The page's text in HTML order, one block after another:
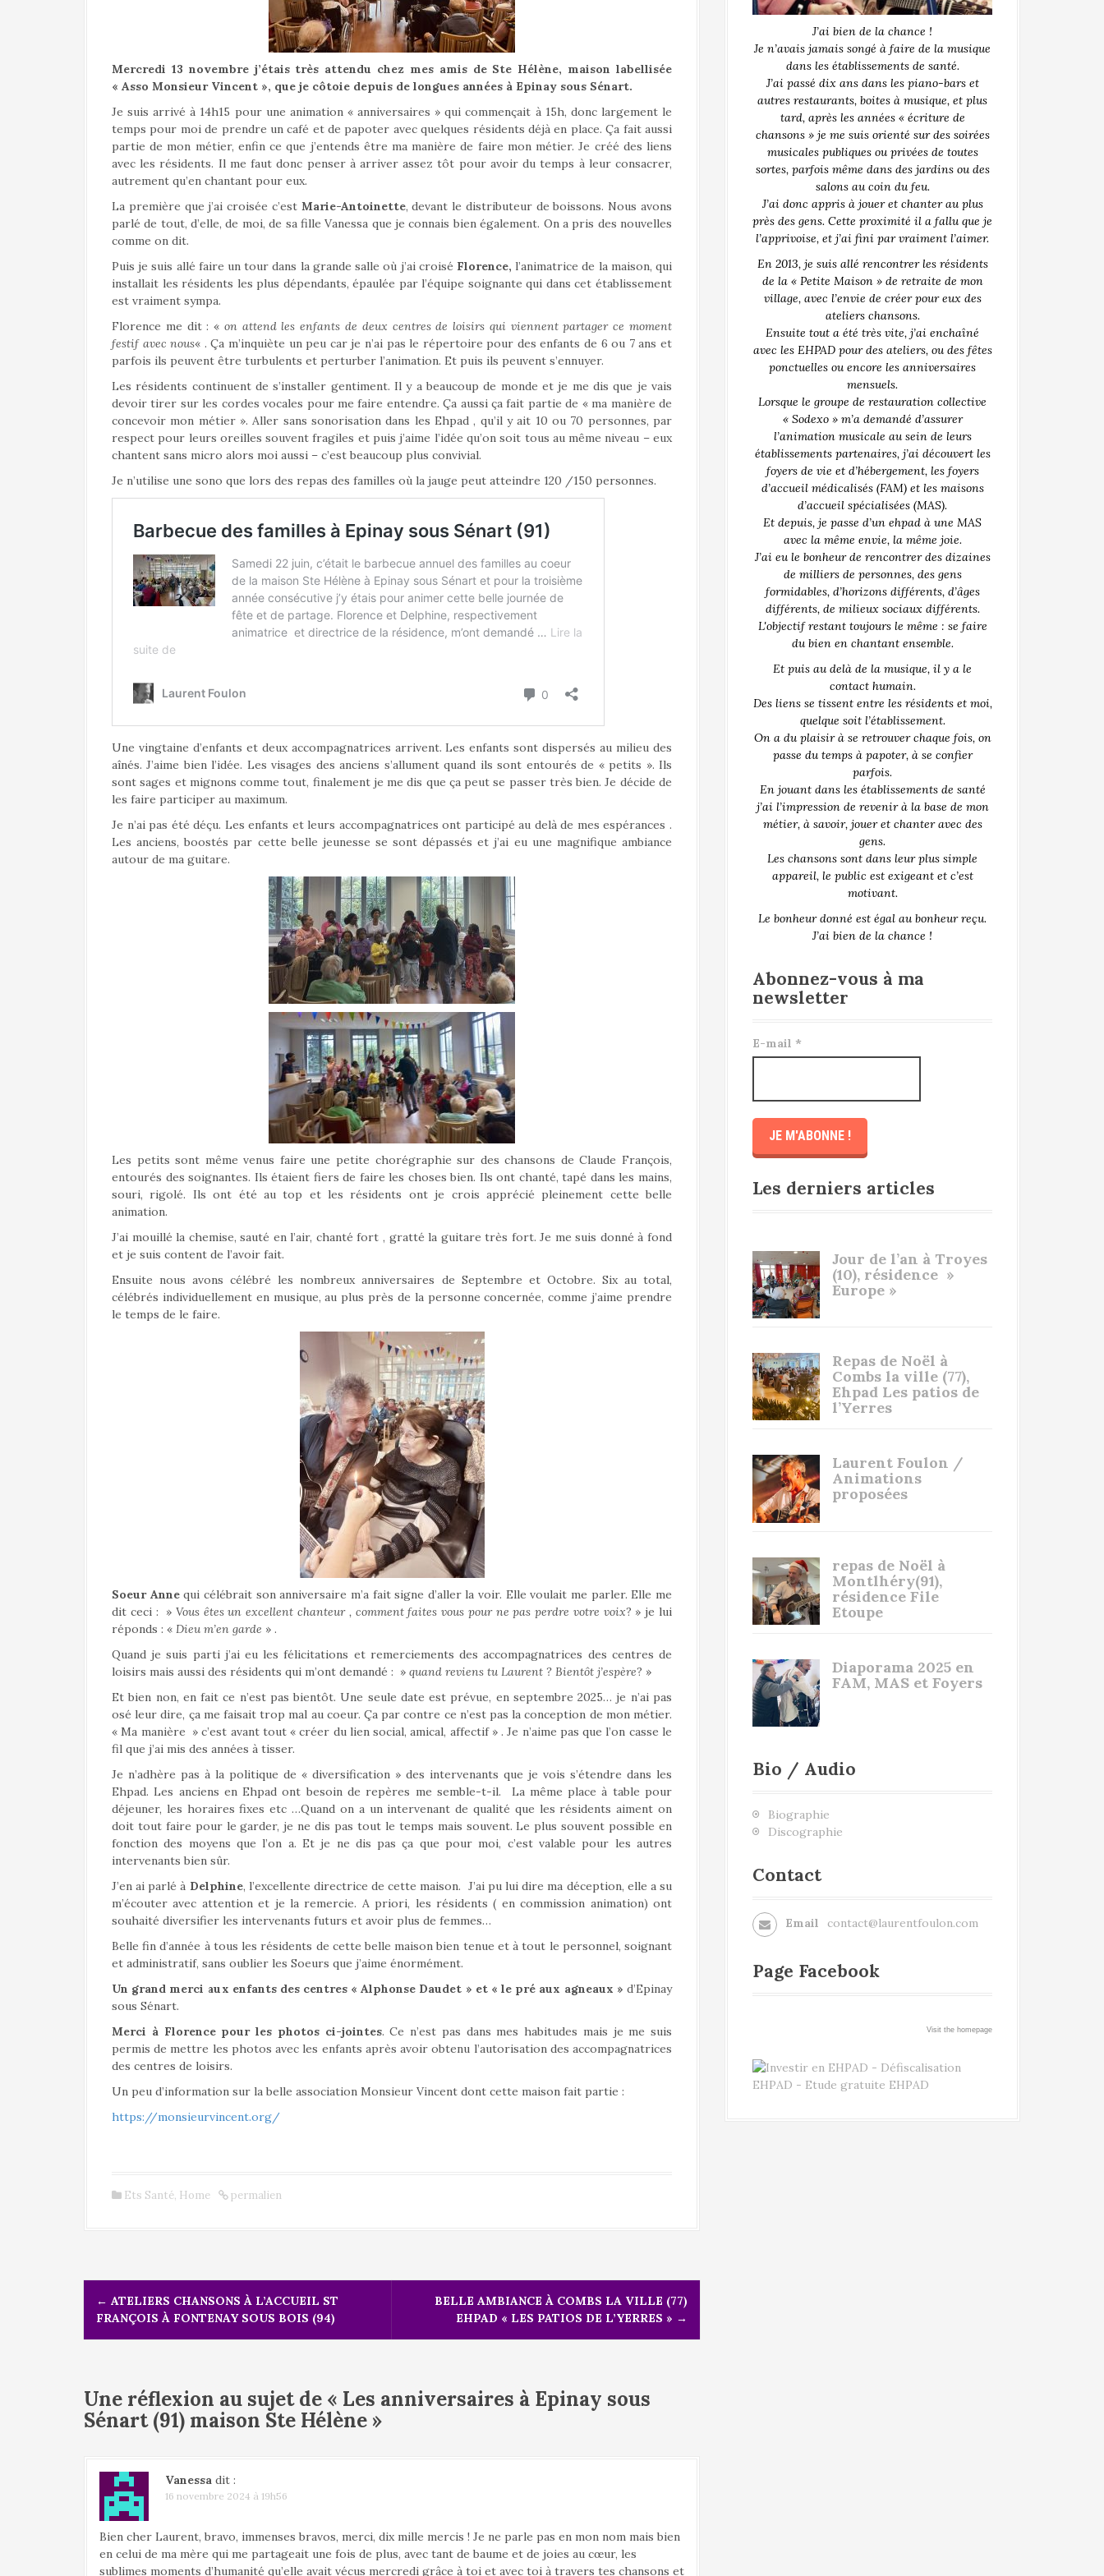
Mercredi 13 novembre j’étais très attendu chez mes amis de Ste Hélène, maison labellisée
« Asso Monsieur Vincent », que je côtoie depuis de longues années à Epinay sous Sénart.
Je suis arrivé à 14h15 pour une animation « anniversaires » qui commençait à 15h, donc largement le
temps pour moi de prendre un café et de papoter avec quelques résidents déjà en place. Ça fait aussi
partie de mon métier, enfin ce que j’entends être ma manière de faire mon métier. Je créé des liens
avec les résidents. Il me faut donc penser à arriver assez tôt pour avoir du temps à leur consacrer,
autrement qu’en chantant pour eux.
La première que j’ai croisée c’est Marie-Antoinette, devant le distributeur de boissons. Nous avons
parlé de tout, d’elle, de moi, de sa fille Vanessa que je connais bien également. On a pris des nouvelles
comme on dit.
Puis je suis allé faire un tour dans la grande salle où j’ai croisé Florence, l’animatrice de la maison, qui
installait les résidents les plus dépendants, épaulée par l’équipe soignante qui dans cet établissement
est vraiment sympa.
Florence me dit : « on attend les enfants de deux centres de loisirs qui viennent partager ce moment
festif avec nous« . Ça m’inquiète un peu car je n’ai pas le répertoire pour des enfants de 6 ou 7 ans et
parfois ils peuvent être turbulents et perturber l’animation. Et puis ils peuvent s’ennuyer.
Les résidents continuent de s’installer gentiment. Il y a beaucoup de monde et je me dis que je vais
devoir tirer sur les cordes vocales pour me faire entendre. Ça aussi ça fait partie de « ma manière de
concevoir mon métier ». Aller sans sonorisation dans les Ehpad , qu’il y ait 10 ou 70 personnes, par
respect pour leurs oreilles souvent fragiles et puis j’aime l’idée qu’on soit tous au même niveau – eux
chantent sans micro alors moi aussi – c’est beaucoup plus convivial.
Je n’utilise une sono que lors des repas des familles où la jauge peut atteindre 120 /150 personnes.
Une vingtaine d’enfants et deux accompagnatrices arrivent. Les enfants sont dispersés au milieu des
aînés. J’aime bien l’idée. Les visages des anciens s’allument quand ils sont entourés de « petits ». Ils
sont sages et mignons comme tout, finalement je me dis que ça peut se passer très bien. Je décide de
les faire participer au maximum.
Je n’ai pas été déçu. Les enfants et leurs accompagnatrices ont participé au delà de mes espérances .
Les anciens, boostés par cette belle jeunesse se sont dépassés et j’ai eu une magnifique ambiance
autour de ma guitare.
Les petits sont même venus faire une petite chorégraphie sur des chansons de Claude François,
entourés des soignantes. Ils étaient fiers de faire les choses bien. Ils ont chanté, tapé dans les mains,
souri, rigolé. Ils ont été au top et les résidents ont je crois apprécié pleinement cette belle
animation.
J’ai mouillé la chemise, sauté en l’air, chanté fort , gratté la guitare très fort. Je me suis donné à fond
et je suis content de l’avoir fait.
Ensuite nous avons célébré les nombreux anniversaires de Septembre et Octobre. Six au total,
célébrés individuellement en musique, au plus près de la personne concernée, comme j’aime prendre
le temps de le faire.
Soeur Annequi célébrait son anniversaire m’a fait signe d’aller la voir. Elle voulait me parler. Elle me
dit ceci : » Vous êtes un excellent chanteur , comment faites vous pour ne pas perdre votre voix? » je lui
réponds : « Dieu m’en garde » .
Quand je suis parti j’ai eu les félicitations et remerciements des accompagnatrices des centres de
loisirs mais aussi des résidents qui m’ont demandé : » quand reviens tu Laurent ? Bientôt j’espère? »
Et bien non, en fait ce n’est pas bientôt. Une seule date est prévue, en septembre 2025… je n’ai pas
osé leur dire, ça me faisait trop mal au coeur. Ça par contre ce n’est pas la conception de mon métier.
« Ma manière » c’est avant tout « créer du lien social, amical, affectif » . Je n’aime pas que l’on casse le
fil que j’ai mis des années à tisser.
Je n’adhère pas à la politique de « diversification » des intervenants que je vois s’étendre dans les
Ehpad. Les anciens en Ehpad ont besoin de repères me semble-t-il. La même place à table pour
déjeuner, les horaires fixes etc …Quand on a un intervenant de qualité que les résidents aiment on
doit tout faire pour le garder, je ne dis pas tout le temps mais souvent. Le plus souvent possible en
fonction des moyens que l’on a. Et je ne dis pas ça que pour moi, c’est valable pour les autres
intervenants bien sûr.
J’en ai parlé à Delphine, l’excellente directrice de cette maison. J’ai pu lui dire ma déception, elle a su
m’écouter avec attention et je la remercie. A priori, les résidents ( en commission animation) ont
souhaité diversifier les intervenants futurs et avoir plus de femmes…
Belle fin d’année à tous les résidents de cette belle maison bien tenue et à tout le personnel, soignant
et administratif, sans oublier les Soeurs que j’aime énormément.
Un grand merci aux enfants des centres « Alphonse Daudet » et « le pré aux agneaux » d’Epinay
sous Sénart.
Merci à Florence pour les photos ci-jointes. Ce n’est pas dans mes habitudes mais je me suis
permis de mettre les photos avec les enfants après avoir obtenu l’autorisation des accompagnatrices
des centres de loisirs.
Un peu d’information sur la belle association Monsieur Vincent dont cette maison fait partie :
https://monsieurvincent.org/
Ets Santé, Home permalien
i
t
i
o
← ATELIERS CHANSONS À L’ACCUEIL ST
FRANÇOIS À FONTENAY SOUS BOIS (94)
BELLE AMBIANCE À COMBS LA VILLE (77)
EHPAD « LES PATIOS DE L’YERRES » →
Une réflexion au sujet de « Les anniversaires à Epinay sous
Sénart (91) maison Ste Hélène »
Vanessa dit :
16 novembre 2024 à 19h56
Bien cher Laurent, bravo, immenses bravos, merci, dix mille mercis ! Je ne parle pas en mon nom mais bien
en celui de ma mère qui me partageait une fois de plus, avec tant de baume et de joies au cœur, les
sublimes moments d’humanité qu’elle avait vécus mercredi grâce à toi et avec toi à travers tes chansons et
J’ai bien de la chance !
Je n’avais jamais songé à faire de la musique
dans les établissements de santé.
J’ai passé dix ans dans les piano-bars et
autres restaurants, boites à musique, et plus
tard, après les années « écriture de
chansons » je me suis orienté sur des soirées
musicales publiques ou privées de toutes
sortes, parfois même dans des jardins ou des
salons au coin du feu.
J’ai donc appris à jouer et chanter au plus
près des gens. Cette proximité il a fallu que je
l’apprivoise, et j’ai fini par vraiment l’aimer.
En 2013, je suis allé rencontrer les résidents
de la « Petite Maison » de retraite de mon
village, avec l’envie de créer pour eux des
ateliers chansons.
Ensuite tout a été très vite, j’ai enchaîné
avec les EHPAD pour des ateliers, ou des fêtes
ponctuelles ou encore les anniversaires
mensuels.
Lorsque le groupe de restauration collective
« Sodexo » m’a demandé d’assurer
l’animation musicale au sein de leurs
établissements partenaires, j’ai découvert les
foyers de vie et d’hébergement, les foyers
d’accueil médicalisés (FAM) et les maisons
d’accueil spécialisées (MAS).
Et depuis, je passe d’un ehpad à une MAS
avec la même envie, la même joie.
J’ai eu le bonheur de rencontrer des dizaines
de milliers de personnes, des gens
formidables, d’horizons différents, d’âges
différents, de milieux sociaux différents.
L'objectif restant toujours le même : se faire
du bien en chantant ensemble.
Et puis au delà de la musique, il y a le
contact humain.
Des liens se tissent entre les résidents et moi,
quelque soit l’établissement.
On a du plaisir à se retrouver chaque fois, on
passe du temps à papoter, à se confier
parfois.
En jouant dans les établissements de santé
j’ai l’impression de revenir à la base de mon
métier, à savoir, jouer et chanter avec des
gens.
Les chansons sont dans leur plus simple
appareil, le public est exigeant et c’est
motivant.
Le bonheur donné est égal au bonheur reçu.
J’ai bien de la chance !
Abonnez-vous à ma
newsletter
E-mail *
Les derniers articles
Jour de l’an à Troyes
(10), résidence »
Europe »
Repas de Noël à
Combs la ville (77),
Ehpad Les patios de
l’Yerres
Laurent Foulon /
Animations
proposées
repas de Noël à
Montlhéry(91),
résidence File
Etoupe
Diaporama 2025 en
FAM, MAS et Foyers
Bio / Audio
Biographie
Discographie
Contact
Email contact@laurentfoulon.com
Page Facebook
Visit the homepage